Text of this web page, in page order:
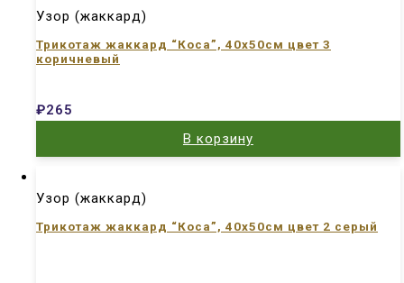
Узор (жаккард)
Трикотаж жаккард “Коса”, 40х50см цвет 3
коричневый
₽265
В корзину
Узор (жаккард)
Трикотаж жаккард “Коса”, 40х50см цвет 2 серый